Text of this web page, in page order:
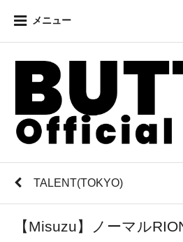
メニュー
TALENT(TOKYO)
【Misuzu】ノーマル